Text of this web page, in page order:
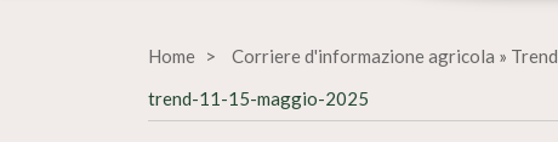
Home Corriere d'informazione agricola »
trend-11-15-maggio-2025